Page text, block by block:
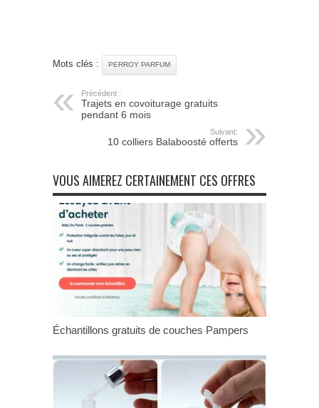
Mots clés : PERROY PARFUM
Précédent :
Trajets en covoiturage gratuits
pendant 6 mois
Suivant:
10 colliers Balaboosté offerts
VOUS AIMEREZ CERTAINEMENT CES OFFRES
Échantillons gratuits de couches Pampers